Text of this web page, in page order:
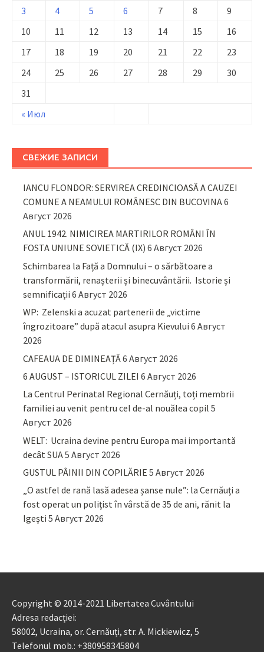
« Июл
3
4 5 6 7 8
9
10
11 12 13 14 15
16
17
18 19 20 21 22
23
24
25 26 27 28 29
30
31
СВЕЖИЕ ЗАПИСИ
IANCU FLONDOR: SERVIREA CREDINCIOASĂ A CAUZEI
COMUNE A NEAMULUI ROMÂNESC DIN BUCOVINA6
Август 2026
ANUL 1942. NIMICIREA MARTIRILOR ROMÂNI ÎN
FOSTA UNIUNE SOVIETICĂ (IX) 6 Август 2026
Schimbarea la Față a Domnului – o sărbătoare a
transformării, renașterii și binecuvântării. Istorie și
semnificații 6 Август 2026
WP: Zelenski a acuzat partenerii de „victime
îngrozitoare” după atacul asupra Kievului 6 Август
2026
CAFEAUA DE DIMINEAȚĂ6 Август 2026
6 AUGUST – ISTORICUL ZILEI 6 Август 2026
La Centrul Perinatal Regional Cernăuți, toți membrii
familiei au venit pentru cel de-al nouălea copil 5
Август 2026
WELT: Ucraina devine pentru Europa mai importantă
decât SUA5 Август 2026
GUSTUL PÂINII DIN COPILĂRIE 5 Август 2026
„O astfel de rană lasă adesea șanse nule”: la Cernăuți a
fost operat un polițist în vârstă de 35 de ani, rănit la
Igești 5 Август 2026
Copyright © 2014-2021 Libertatea Cuvântului
Adresa redacției:
58002, Ucraina, or. Cernăuți, str. A. Mickiewicz, 5
Telefonul mob.: +380958345804